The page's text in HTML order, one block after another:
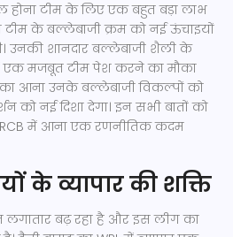
होना टीम के लिए एक बहुत बड़ा लाभ
टीम के बल्लेबाजी क्रम को नई ऊंचाइयों
उनकी शानदार बल्लेबाजी शैली के
एक मजबूत टीम पेश करने का मौका
आना उनके बल्लेबाजी विकल्पों को
को नई दिशा देगा। इन सभी बातों को
में आना एक रणनीतिक कदम
के व्यापार की शक्ति
लगातार बढ़ रहा है और इस लीग का